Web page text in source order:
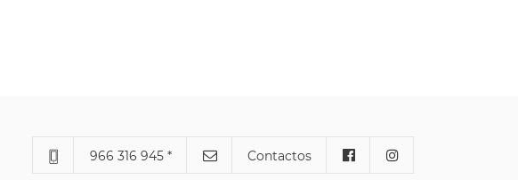
966 316 945 * Contactos